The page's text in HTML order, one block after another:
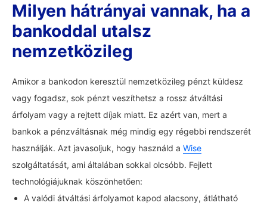
Milyen hátrányai vannak, ha a
bankoddal utalsz
nemzetközileg
Amikor a bankodon keresztül nemzetközileg pénzt küldesz
vagy fogadsz, sok pénzt veszíthetsz a rossz átváltási
árfolyam vagy a rejtett díjak miatt. Ez azért van, mert a
bankok a pénzváltásnak még mindig egy régebbi rendszerét
használják. Azt javasoljuk, hogy használd a Wise
szolgáltatását, ami általában sokkal olcsóbb. Fejlett
technológiájuknak köszönhetően:
A valódi átváltási árfolyamot kapod alacsony, átlátható